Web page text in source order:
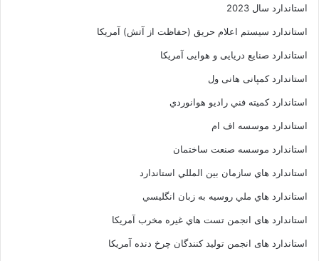
استاندارد سال 2023
استاندارد سیستم اعلام حریق (حفاظت از آتش) آمریکا
استاندارد صنایع دریایی و هوایی آمریکا
استاندارد کمپانی هانی ول
استاندارد کميته فني راديو هوانوردي
استاندارد موسسه اف ام
استاندارد موسسه صنعت ساختمان
استاندارد هاي سازمان بين المللي استاندارد
استاندارد هاي ملي روسيه به زبان انگليسي
استاندارد های انجمن تست هاي غيره مخرب آمريکا
استاندارد های انجمن توليد کنندگان چرخ دنده آمريکا